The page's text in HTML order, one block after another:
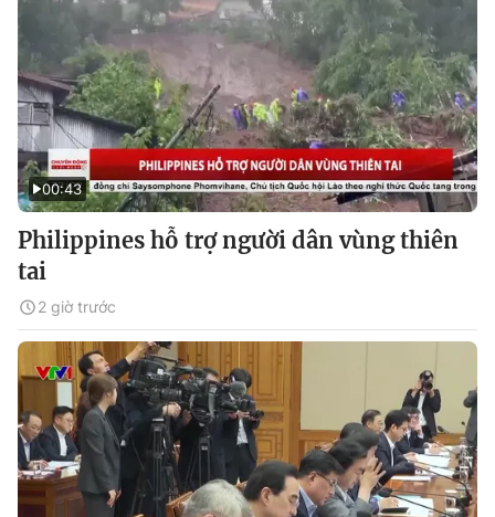
00:43
Philippines hỗ trợ người dân vùng thiên
tai
2 giờ trước